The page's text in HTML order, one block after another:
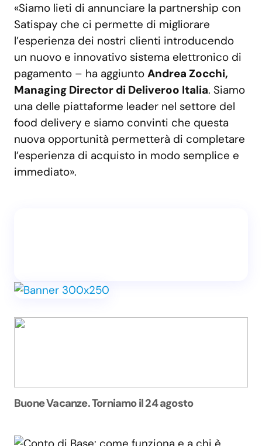
«Siamo lieti di annunciare la partnership con
Satispay che ci permette di migliorare
l’esperienza dei nostri clienti introducendo
un nuovo e innovativo sistema elettronico di
pagamento – ha aggiunto Andrea Zocchi,
Managing Director di Deliveroo Italia. Siamo
una delle piattaforme leader nel settore del
food delivery e siamo convinti che questa
nuova opportunità permetterà di completare
l’esperienza di acquisto in modo semplice e
immediato».
Buone Vacanze. Torniamo il 24 agosto